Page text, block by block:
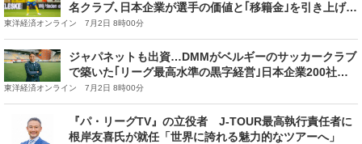
名クラブ､日本企業が選手の価値と｢移籍金｣を引き上げた
ワケ
東洋経済オンライン 7月2日 8時00分
ジャパネットも出資…DMMがベルギーのサッカークラブ
で築いた｢リーグ最高水準の黒字経営｣日本企業200社が
支える仕組み
東洋経済オンライン 7月2日 8時00分
『パ・リーグTV』の立役者 J-TOUR最高執行責任者に
根岸友喜氏が就任「世界に誇れる魅力的なツアーへ」